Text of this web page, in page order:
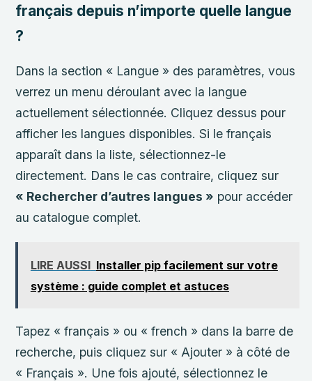
français depuis n’importe quelle langue
?
Dans la section « Langue » des paramètres, vous
verrez un menu déroulant avec la langue
actuellement sélectionnée. Cliquez dessus pour
afficher les langues disponibles. Si le français
apparaît dans la liste, sélectionnez-le
directement. Dans le cas contraire, cliquez sur
« Rechercher d’autres langues » pour accéder
au catalogue complet.
LIRE AUSSI Installer pip facilement sur votre
système : guide complet et astuces
Tapez « français » ou « french » dans la barre de
recherche, puis cliquez sur « Ajouter » à côté de
« Français ». Une fois ajouté, sélectionnez le